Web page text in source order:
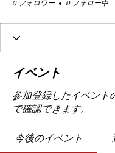
0 フォロワー 0 フォロー中
イベント
参加登録したイベント
で確認できます。
今後のイベント